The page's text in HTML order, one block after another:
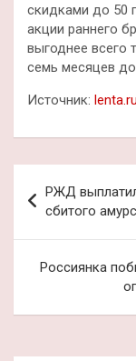
скидками до 50
акции раннего
выгоднее всего
семь месяцев
Источник: lenta.ru
по
записям
РЖД
сбитого
Россиянка